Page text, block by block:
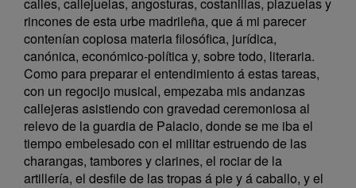
rincones de esta urbe madrileña, que á mi parecer
contenían copiosa materia filosófica, jurídica,
canónica, económico-política y, sobre todo, literaria.
Como para preparar el entendimiento á estas tareas,
con un regocijo musical, empezaba mis andanzas
callejeras asistiendo con gravedad ceremoniosa al
relevo de la guardia de Palacio, donde se me iba el
tiempo embelesado con el militar estruendo de las
charangas, tambores y clarines, el rociar de la
artillería, el desfile de las tropas á pie y á caballo, y el